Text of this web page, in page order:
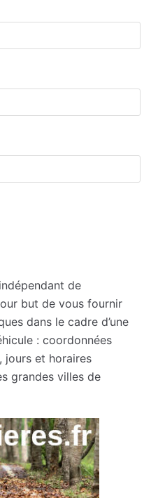
de
but de vous fournir
dans le cadre d’une
: coordonnées
jours et horaires
grandes villes de